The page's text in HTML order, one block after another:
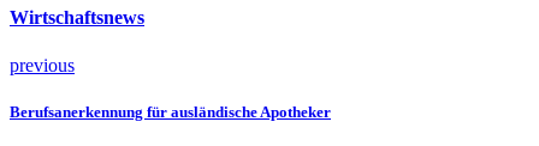
Wirtschaftsnews
previous
Berufsanerkennung für ausländische Apotheker